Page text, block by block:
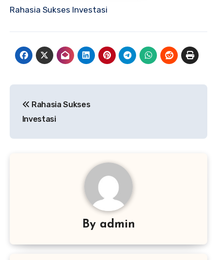
Rahasia Sukses Investasi
pos
Rahasia Sukses
Investasi
By admin